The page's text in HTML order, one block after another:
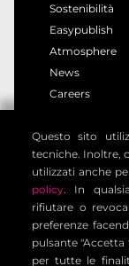
Sostenibilità
Easypublish
Atmosphere
News
Careers
privacy policy
note legali
informativa
impostazione
Questo sito
tecniche. Inoltre,
utilizzati anche
policy. In
rifiutare o
preferenze
pulsante
per tutte le